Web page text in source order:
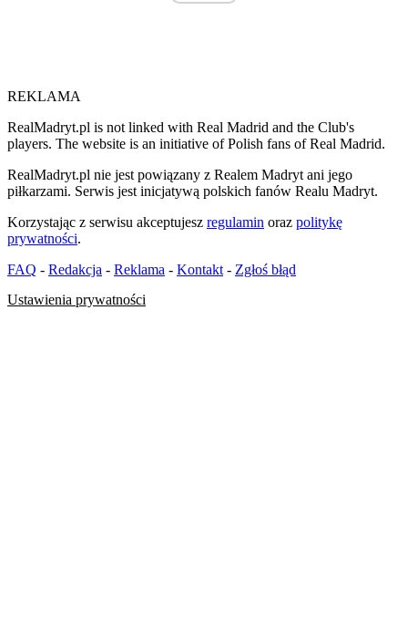
REKLAMA
RealMadryt.pl is not linked with Real Madrid and the Club's
players. The website is an initiative of Polish fans of Real Madrid.
RealMadryt.pl nie jest powiązany z Realem Madryt ani jego
piłkarzami. Serwis jest inicjatywą polskich fanów Realu Madryt.
Korzystając z serwisu akceptujesz regulamin oraz politykę
prywatności.
FAQ - Redakcja - Reklama - Kontakt - Zgłoś błąd
Ustawienia prywatności